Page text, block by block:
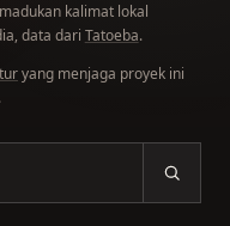
kalimat lokal
data dari Tatoeba.
yang menjaga proyek ini